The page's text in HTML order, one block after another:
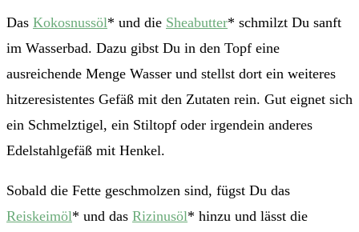
Das Kokosnussöl* und die Sheabutter* schmilzt Du sanft
im Wasserbad. Dazu gibst Du in den Topf eine
ausreichende Menge Wasser und stellst dort ein weiteres
hitzeresistentes Gefäß mit den Zutaten rein. Gut eignet sich
ein Schmelztigel, ein Stiltopf oder irgendein anderes
Edelstahlgefäß mit Henkel.
Sobald die Fette geschmolzen sind, fügst Du das
Reiskeimöl* und das Rizinusöl* hinzu und lässt die